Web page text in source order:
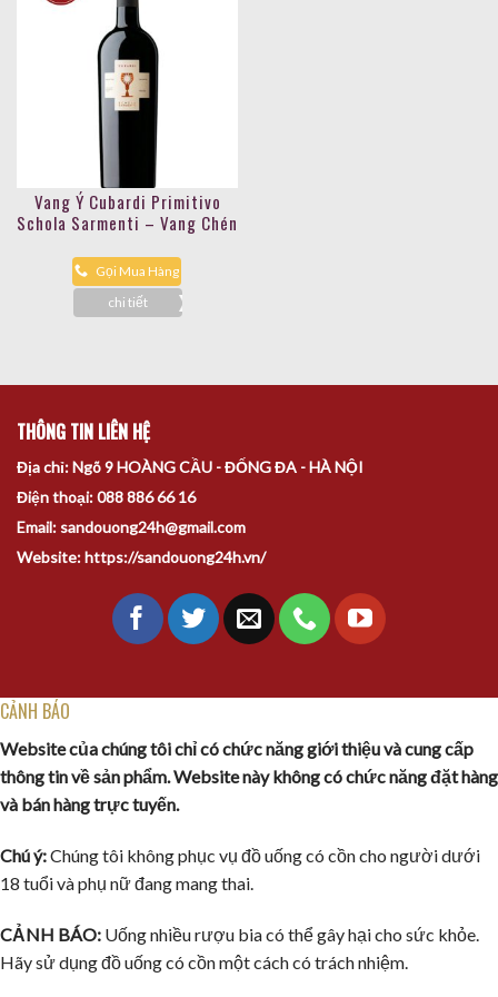
Vang Ý Cubardi Primitivo
Schola Sarmenti – Vang Chén
Gọi Mua Hàng
chi tiết
THÔNG TIN LIÊN HỆ
Địa chỉ: Ngõ 9 HOÀNG CẦU - ĐỐNG ĐA - HÀ NỘI
Điện thoại: 088 886 66 16
Email: sandouong24h@gmail.com
Website: https://sandouong24h.vn/
CẢNH BÁO
Website của chúng tôi chỉ có chức năng giới thiệu và cung cấp
thông tin về sản phẩm. Website này không có chức năng đặt hàng
và bán hàng trực tuyến.
Chú ý:Chúng tôi không phục vụ đồ uống có cồn cho người dưới
18 tuổi và phụ nữ đang mang thai.
CẢNH BÁO: Uống nhiều rượu bia có thể gây hại cho sức khỏe.
Hãy sử dụng đồ uống có cồn một cách có trách nhiệm.